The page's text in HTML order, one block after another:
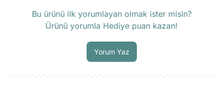
Bu ürünü ilk yorumlayan olmak ister misin?
Ürünü yorumla Hediye puan kazan!
Yorum Yaz